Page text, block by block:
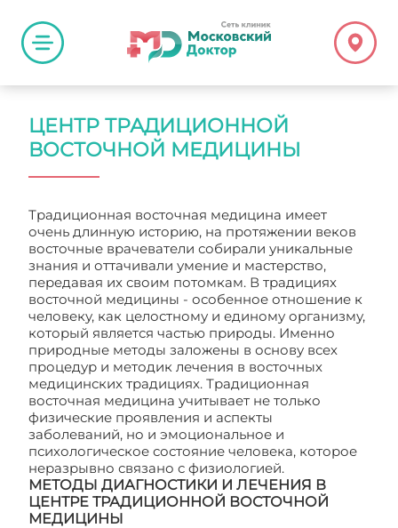
ЦЕНТР ТРАДИЦИОННОЙ
ВОСТОЧНОЙ МЕДИЦИНЫ
Традиционная восточная медицина имеет
очень длинную историю, на протяжении веков
восточные врачеватели собирали уникальные
знания и оттачивали умение и мастерство,
передавая их своим потомкам. В традициях
восточной медицины - особенное отношение к
человеку, как целостному и единому организму,
который является частью природы. Именно
природные методы заложены в основу всех
процедур и методик лечения в восточных
медицинских традициях. Традиционная
восточная медицина учитывает не только
физические проявления и аспекты
заболеваний, но и эмоциональное и
психологическое состояние человека, которое
неразрывно связано с физиологией.
МЕТОДЫ ДИАГНОСТИКИ И ЛЕЧЕНИЯ В
ЦЕНТРЕ ТРАДИЦИОННОЙ ВОСТОЧНОЙ
МЕДИЦИНЫ